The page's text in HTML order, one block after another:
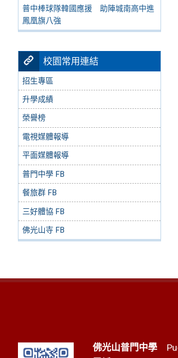
普中棒球隊韓國應援 助陣城南高中進
鳳凰旗八強
校園常用連結
招生專區
升學成績
榮譽榜
電視媒體報導
平面媒體報導
普門中學 FB
餐旅群 FB
三好體協 FB
佛光山寺 FB
佛光山普門中學Pu-